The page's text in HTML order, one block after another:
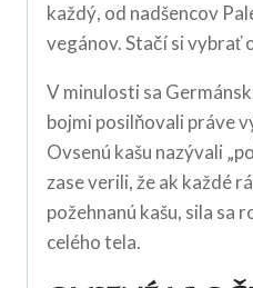
každý, od nadšencov
vegánov. Stačí si vybrať
V minulosti sa
bojmi posilňovali práve
Ovsenú kašu nazývali
zase verili, že ak každé
požehnanú kašu, sila sa
celého tela.